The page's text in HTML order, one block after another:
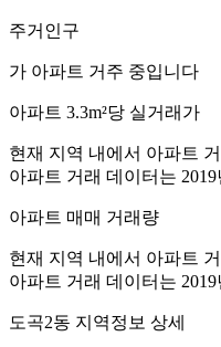
주거인구
가 아파트 거주 중입니다
아파트 3.3m²당 실거래가
현재 지역 내에서 아파트
아파트 거래 데이터는
아파트 매매 거래량
현재 지역 내에서 아파트
아파트 거래 데이터는
도곡2동 지역정보 상세